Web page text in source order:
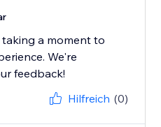
a moment to
We're
feedback!
Hilfreich (0)